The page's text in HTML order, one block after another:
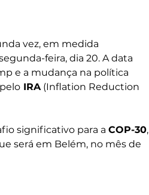
vez, em medida
feira, dia 20. A data
e a mudança na política
IRA (Inflation Reduction
significativo para a COP-30,
será em Belém, no mês de